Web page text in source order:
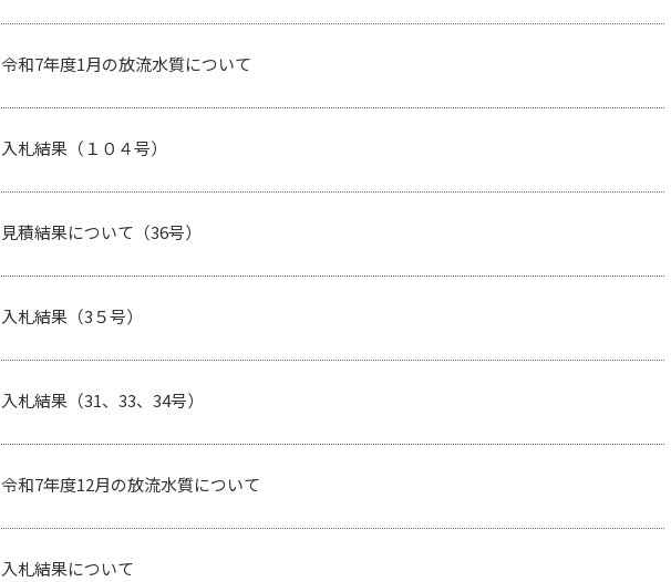
令和7年度1月の放流水質について
入札結果（１０４号）
見積結果について（36号）
入札結果（3５号）
入札結果（31、33、34号）
令和7年度12月の放流水質について
入札結果について